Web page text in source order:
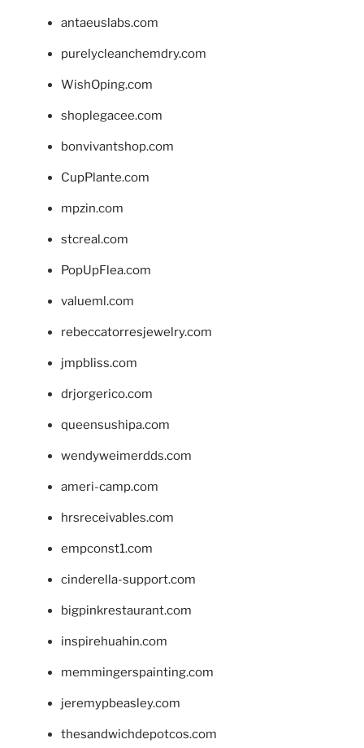
antaeuslabs.com
purelycleanchemdry.com
WishOping.com
shoplegacee.com
bonvivantshop.com
CupPlante.com
mpzin.com
stcreal.com
PopUpFlea.com
valueml.com
rebeccatorresjewelry.com
jmpbliss.com
drjorgerico.com
queensushipa.com
wendyweimerdds.com
ameri-camp.com
hrsreceivables.com
empconst1.com
cinderella-support.com
bigpinkrestaurant.com
inspirehuahin.com
memmingerspainting.com
jeremypbeasley.com
thesandwichdepotcos.com